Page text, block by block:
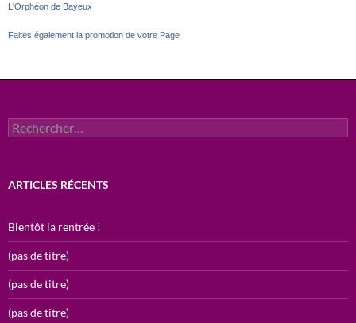
L'Orphéon de Bayeux
Faites également la promotion de votre Page
Rechercher :
ARTICLES RÉCENTS
Bientôt la rentrée !
(pas de titre)
(pas de titre)
(pas de titre)